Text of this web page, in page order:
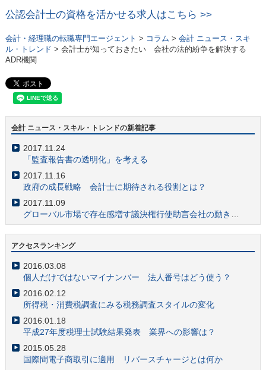
公認会計士の資格を活かせる求人はこちら >>
会計・経理職の転職専門エージェント > コラム > 会計 ニュース・スキ
ル・トレンド > 会計士が知っておきたい 会社の法的紛争を解決する
ADR機関
会計 ニュース・スキル・トレンドの新着記事
2017.11.24
「監査報告書の透明化」を考える
2017.11.16
政府の成長戦略 会計士に期待される役割とは？
2017.11.09
グローバル市場で存在感増す議決権行使助言会社の動きに注目
仮想通貨と会計・税務の最新事情 会計士業務への影響は？
クラウドファンディングの会計税務とコンサル事情
2017.09.05
「ザ・コンサルタント」でも描写 会計士の財務調査業務の価値の高さ
社会福祉法人への会計監査人による監査導入で高まる需要
会計士注目 財務会計基準機構が「国際会計人材ネットワーク」設立
アクセスランキング
2016.03.08
個人だけではないマイナンバー 法人番号はどう使う？
2016.02.12
所得税・消費税調査にみる税務調査スタイルの変化
2016.01.18
平成27年度税理士試験結果発表 業界への影響は？
2015.05.28
国際間電子商取引に適用 リバースチャージとは何か